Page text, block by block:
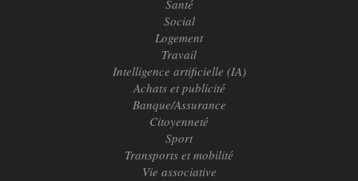
Santé
Social
Logement
Travail
Intelligence artificielle (IA)
Achats et publicité
Banque/Assurance
Citoyenneté
Sport
Transports et mobilité
Vie associative